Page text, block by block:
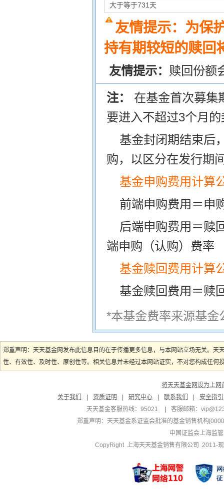
大于等于731天
友情提示：为保
持有期较短的赎回
友情提示： 赎回份额
注： 在基金首次募集
要进入不超过3个月
基金封闭期结束后
购，以区分在发行期
基金申购费用计算
前端申购费用＝申
后端申购费用＝赎
端申购（认购）费率
基金赎回费用计算
基金赎回费用＝赎
*本基金费率来源基
郑重声明：天天基金网发布此信息目的在于传播更多信息，与本网站立场无关。
性、有效性、及时性、原创性等。相关信息并未经过本网站证实，不对您构成任
将天天基金网设为上网
关于我们
资质证明 研究中心 联系我们
安全指引
天天基金客服热线：95021
客服邮箱：
郑重声明： 天天基金系证监会批准的基金销售机构
中国证监会上海监
CopyRight 上海天天基金销售有限公司 2011-